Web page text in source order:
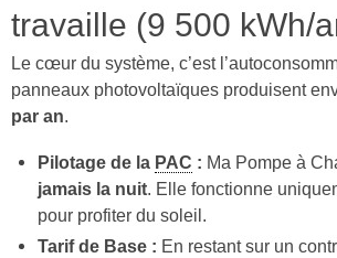
travaille (9 500 kWh/
Le cœur du système, c’est
panneaux photovoltaïques produisent
par an.
Pilotage de la PAC : Ma Pompe à
jamais la nuit. Elle fonctionne
pour profiter du soleil.
Tarif de Base : En restant sur un